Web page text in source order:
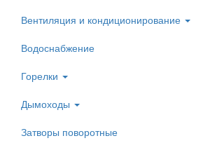
Вентиляция и кондиционирование
Водоснабжение
Горелки
Дымоходы
Затворы поворотные